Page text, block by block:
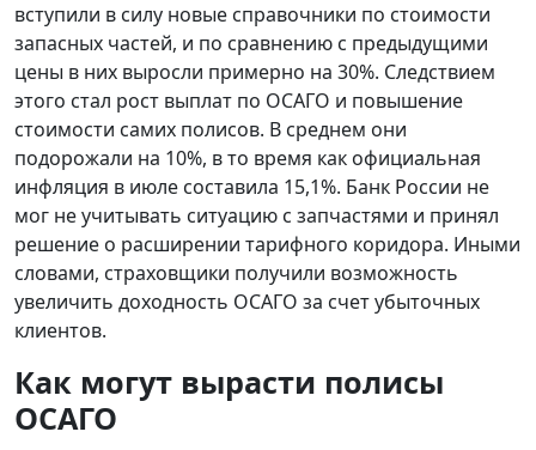
вступили в силу новые справочники по стоимости
запасных частей, и по сравнению с предыдущими
цены в них выросли примерно на 30%. Следствием
этого стал рост выплат по ОСАГО и повышение
стоимости самих полисов. В среднем они
подорожали на 10%, в то время как официальная
инфляция в июле составила 15,1%. Банк России не
мог не учитывать ситуацию с запчастями и принял
решение о расширении тарифного коридора. Иными
словами, страховщики получили возможность
увеличить доходность ОСАГО за счет убыточных
клиентов.
Как могут вырасти полисы
ОСАГО